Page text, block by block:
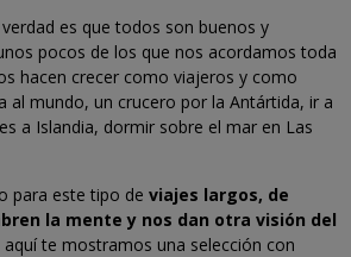
es que todos son buenos y
pocos de los que nos acordamos toda
hacen crecer como viajeros y como
al mundo, un crucero por la Antártida, ir a
a Islandia, dormir sobre el mar en Las
para este tipo de viajes largos, de
la mente y nos dan otra visión del
aquí te mostramos una selección con